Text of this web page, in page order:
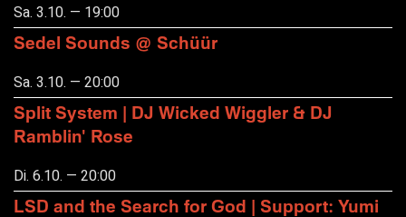
Sa. 3.10. — 19:00
Sedel Sounds @ Schüür
Sa. 3.10. — 20:00
Split System | DJ Wicked Wiggler & DJ
Ramblin' Rose
Di. 6.10. — 20:00
LSD and the Search for God | Support: Yumi